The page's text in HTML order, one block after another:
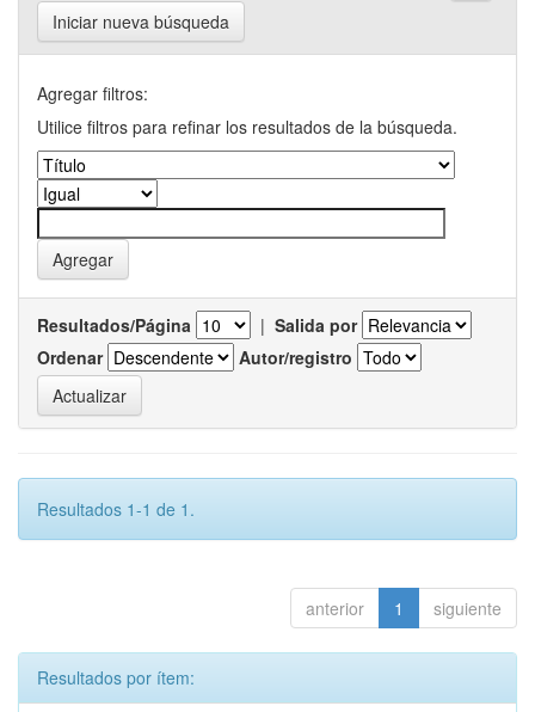
Iniciar nueva búsqueda
Agregar filtros:
Utilice filtros para refinar los resultados de la búsqueda.
Resultados/Página | Salida por
Ordenar
Autor/registro
Resultados 1-1 de 1.
anterior 1 siguiente
Resultados por ítem: